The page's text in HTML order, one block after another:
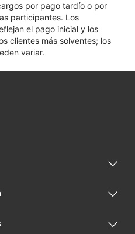
por pago tardío o por
participantes. Los
el pago inicial y los
clientes más solventes; los
variar.